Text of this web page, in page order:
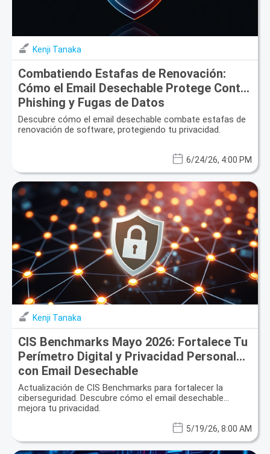
Kenji Tanaka
Combatiendo Estafas de Renovación:
Cómo el Email Desechable Protege Contra
Phishing y Fugas de Datos
Descubre cómo el email desechable combate estafas de
renovación de software, protegiendo tu privacidad.
6/24/26, 4:00 PM
Kenji Tanaka
CIS Benchmarks Mayo 2026: Fortalece Tu
Perímetro Digital y Privacidad Personal
con Email Desechable
Actualización de CIS Benchmarks para fortalecer la
ciberseguridad. Descubre cómo el email desechable
mejora tu privacidad.
5/19/26, 8:00 AM